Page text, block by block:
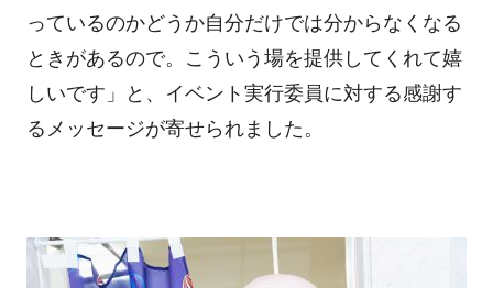
っているのかどうか自分だけでは分からなくなる
ときがあるので。こういう場を提供してくれて嬉
しいです」と、イベント実行委員に対する感謝す
るメッセージが寄せられました。